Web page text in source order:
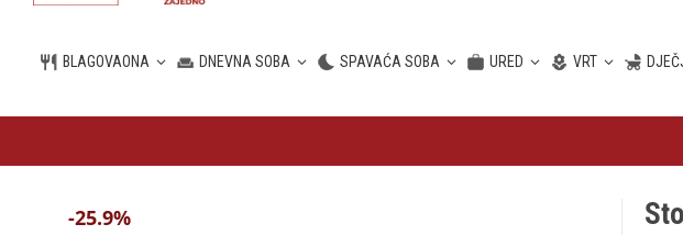
BLAGOVAONA DNEVNA SOBA SPAVAĆA SOBA URED VRT
HR
-25.9%